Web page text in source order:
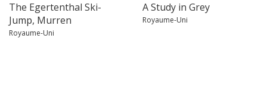
The Egertenthal Ski-
Jump, Murren
Royaume-Uni
A Study in Grey
Royaume-Uni